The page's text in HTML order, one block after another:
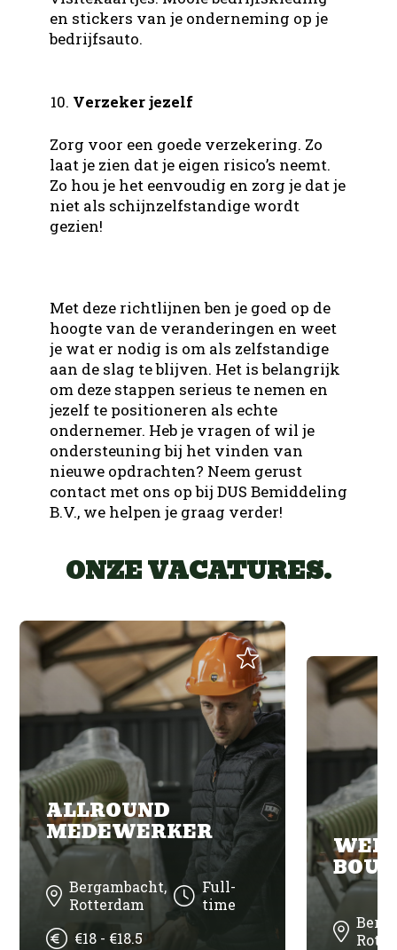
en stickers van je onderneming op je
bedrijfsauto.
Verzeker jezelf
Zorg voor een goede verzekering. Zo
laat je zien dat je eigen risico’s neemt.
Zo hou je het eenvoudig en zorg je dat je
niet als schijnzelfstandige wordt
gezien!
Met deze richtlijnen ben je goed op de
hoogte van de veranderingen en weet
je wat er nodig is om als zelfstandige
aan de slag te blijven. Het is belangrijk
om deze stappen serieus te nemen en
jezelf te positioneren als echte
ondernemer. Heb je vragen of wil je
ondersteuning bij het vinden van
nieuwe opdrachten? Neem gerust
contact met ons op bij DUS Bemiddeling
B.V., we helpen je graag verder!
ONZE VACATURES.
ALLROUND
MEDEWERKER
Bergambacht,
Rotterdam
Full-
time
€18 - €18.5